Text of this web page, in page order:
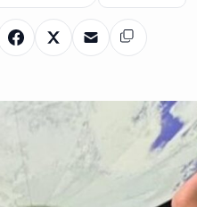
Facebook
X EmailSalin